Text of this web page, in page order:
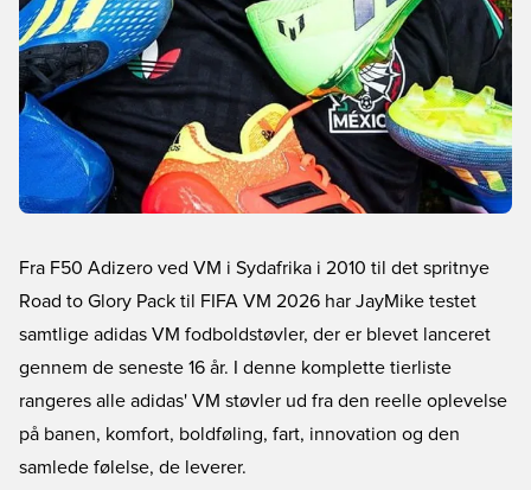
Fra F50 Adizero ved VM i Sydafrika i 2010 til det spritnye
Road to Glory Pack til FIFA VM 2026 har JayMike testet
samtlige adidas VM fodboldstøvler, der er blevet lanceret
gennem de seneste 16 år. I denne komplette tierliste
rangeres alle adidas' VM støvler ud fra den reelle oplevelse
på banen, komfort, boldføling, fart, innovation og den
samlede følelse, de leverer.